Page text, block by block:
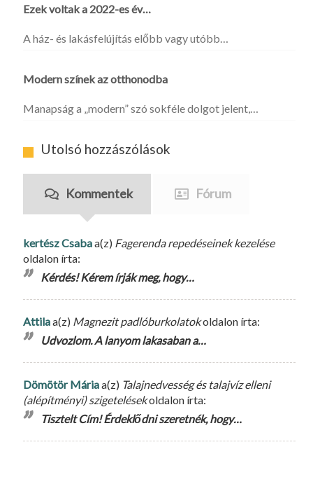
Ezek voltak a 2022-es év…
A ház- és lakásfelújítás előbb vagy utóbb…
Modern színek az otthonodba
Manapság a „modern” szó sokféle dolgot jelent,…
Utolsó hozzászólások
Kommentek Fórum
kertész Csabaa(z) Fagerenda repedéseinek kezelése
oldalon írta:
Kérdés! Kérem írják meg, hogy…
Attilaa(z) Magnezit padlóburkolatokoldalon írta:
Udvozlom. A lanyom lakasaban a…
Dömötör Máriaa(z) Talajnedvesség és talajvíz elleni
(alépítményi) szigetelésekoldalon írta:
Tisztelt Cím! Érdeklődni szeretnék, hogy…